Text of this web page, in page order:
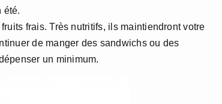
été.
frais. Très nutritifs, ils maintiendront votre
de manger des sandwichs ou des
un minimum.